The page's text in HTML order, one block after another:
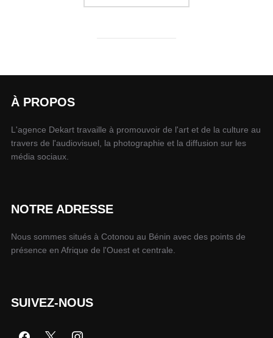
À PROPOS
L'agence Dekart travaille à promouvoir de l'art et de la culture au
travers de l'audiovisuel, la photographie et la diffusion sur les
média sociaux.
NOTRE ADRESSE
Nous sommes situés à Cotonou au Bénin avec des points de
présence en Afrique de l'Ouest et centrale.
SUIVEZ-NOUS